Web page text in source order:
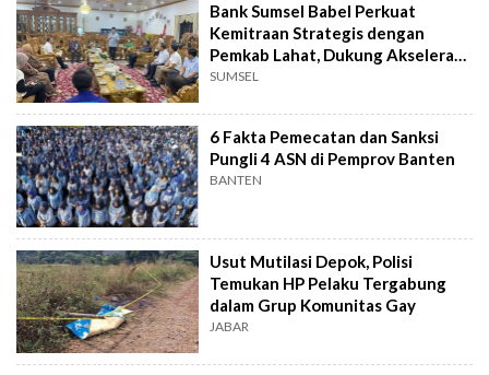
Bank Sumsel Babel Perkuat
Kemitraan Strategis dengan
Pemkab Lahat, Dukung Akselerasi
Ekonomi Daerah
SUMSEL
6 Fakta Pemecatan dan Sanksi
Pungli 4 ASN di Pemprov Banten
BANTEN
Usut Mutilasi Depok, Polisi
Temukan HP Pelaku Tergabung
dalam Grup Komunitas Gay
JABAR